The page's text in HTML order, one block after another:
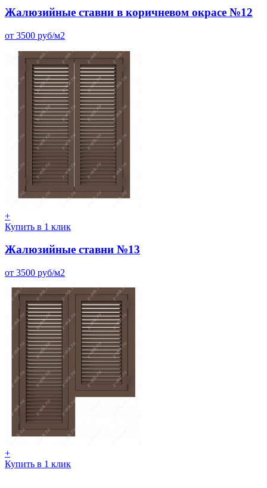
Жалюзийные ставни в коричневом окрасе №12
от 3500 руб/м2
+
Купить в 1 клик
Жалюзийные ставни №13
от 3500 руб/м2
+
Купить в 1 клик